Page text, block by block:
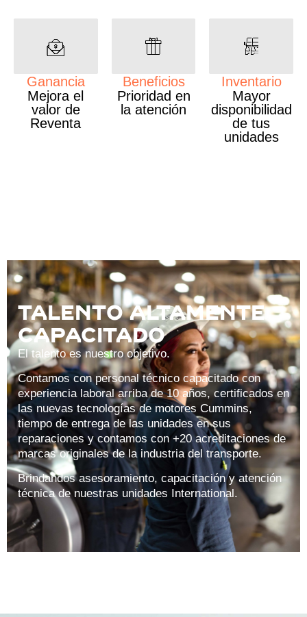
Ganancia
Mejora el
valor de
Reventa
Beneficios
Prioridad en
la atención
Inventario
Mayor
disponibilidad
de tus
unidades
Talento altamente
capacitado
El talento es nuestro objetivo.
Contamos con personal técnico capacitado con
experiencia laboral arriba de 10 años, certificados en
las nuevas tecnologías de motores Cummins,
tiempo de entrega de las unidades en sus
reparaciones y contamos con +20 acreditaciones de
marcas originales de la industria del transporte.
Brindandos asesoramiento, capacitación y atención
técnica de nuestras unidades International.